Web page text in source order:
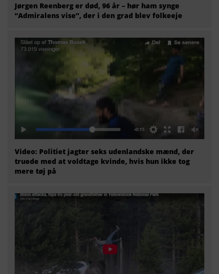
Jørgen Reenberg er død, 96 år – hør ham synge
“Admiralens vise”, der i den grad blev folkeeje
Video: Politiet jagter seks udenlandske mænd, der
truede med at voldtage kvinde, hvis hun ikke tog
mere tøj på